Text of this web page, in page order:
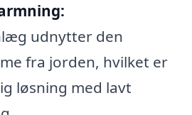
udnytter den
fra jorden, hvilket er
løsning med lavt